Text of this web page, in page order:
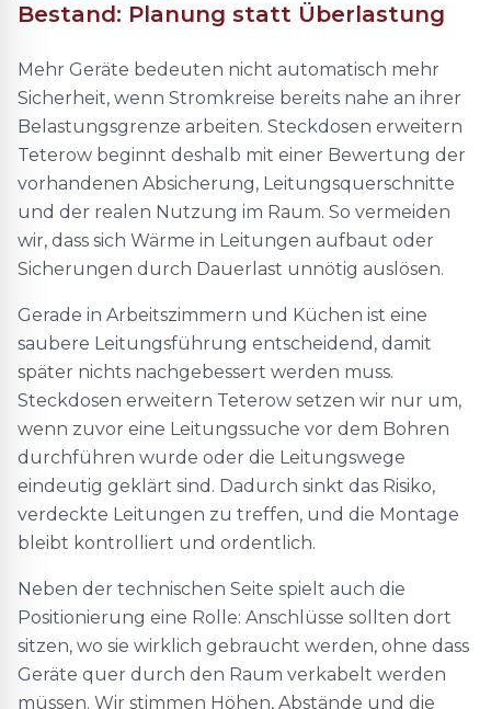
Bestand: Planung statt Überlastung
Mehr Geräte bedeuten nicht automatisch mehr
Sicherheit, wenn Stromkreise bereits nahe an ihrer
Belastungsgrenze arbeiten. Steckdosen erweitern
Teterow beginnt deshalb mit einer Bewertung der
vorhandenen Absicherung, Leitungsquerschnitte
und der realen Nutzung im Raum. So vermeiden
wir, dass sich Wärme in Leitungen aufbaut oder
Sicherungen durch Dauerlast unnötig auslösen.
Gerade in Arbeitszimmern und Küchen ist eine
saubere Leitungsführung entscheidend, damit
später nichts nachgebessert werden muss.
Steckdosen erweitern Teterow setzen wir nur um,
wenn zuvor eine Leitungssuche vor dem Bohren
durchführen wurde oder die Leitungswege
eindeutig geklärt sind. Dadurch sinkt das Risiko,
verdeckte Leitungen zu treffen, und die Montage
bleibt kontrolliert und ordentlich.
Neben der technischen Seite spielt auch die
Positionierung eine Rolle: Anschlüsse sollten dort
sitzen, wo sie wirklich gebraucht werden, ohne dass
Geräte quer durch den Raum verkabelt werden
müssen. Wir stimmen Höhen, Abstände und die